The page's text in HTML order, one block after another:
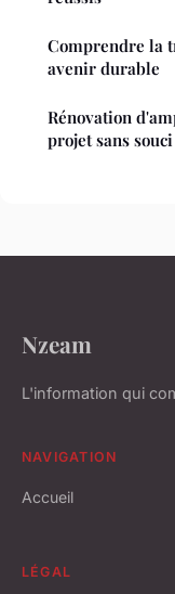
Comprendre la
avenir durable
Rénovation
projet sans souci
Nzeam
L'information qui
NAVIGATION
Accueil
LÉGAL